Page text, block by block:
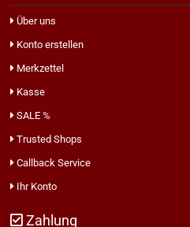
Über uns
Konto erstellen
Merkzettel
Kasse
SALE %
Trusted Shops
Callback Service
Ihr Konto
Zahlung